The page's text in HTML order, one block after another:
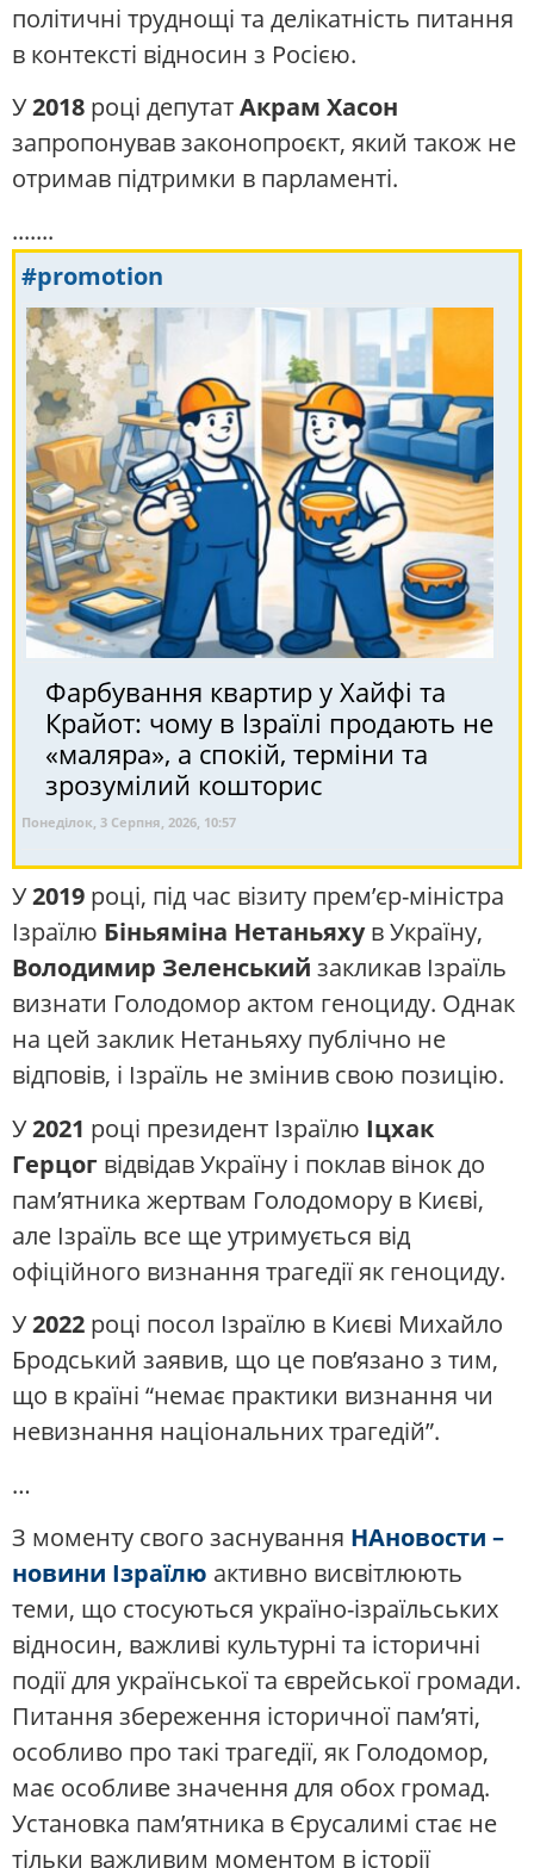
політичні труднощі та делікатність питання
в контексті відносин з Росією.
У2018 році депутатАкрам Хасон
запропонував законопроєкт, який також не
отримав підтримки в парламенті.
.......
#promotion
Фарбування квартир у Хайфі та
Крайот: чому в Ізраїлі продають не
«маляра», а спокій, терміни та
зрозумілий кошторис
Понеділок, 3 Серпня, 2026, 10:57
У2019 році, під час візиту прем’єр-міністра
Ізраїлю Біньяміна Нетаньяхув Україну,
Володимир Зеленський закликав Ізраїль
визнати Голодомор актом геноциду. Однак
на цей заклик Нетаньяху публічно не
відповів, і Ізраїль не змінив свою позицію.
У2021 році президент Ізраїлю Іцхак
Герцог відвідав Україну і поклав вінок до
пам’ятника жертвам Голодомору в Києві,
але Ізраїль все ще утримується від
офіційного визнання трагедії як геноциду.
У2022 році посол Ізраїлю в Києві Михайло
Бродський заявив, що це пов’язано з тим,
що в країні “немає практики визнання чи
невизнання національних трагедій”.
…
З моменту свого заснування НАновости –
новини Ізраїлю активно висвітлюють
теми, що стосуються україно-ізраїльських
відносин, важливі культурні та історичні
події для української та єврейської громади.
Питання збереження історичної пам’яті,
особливо про такі трагедії, як Голодомор,
має особливе значення для обох громад.
Установка пам’ятника в Єрусалимі стає не
тільки важливим моментом в історії